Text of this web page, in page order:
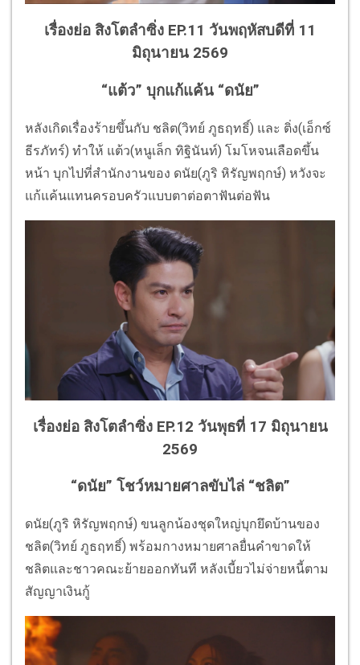
เรื่องย่อ สิงโตลำซิ่ง EP.11 วันพฤหัสบดีที่ 11
มิถุนายน 2569
“แต้ว” บุกแก้แค้น “ดนัย”
หลังเกิดเรื่องร้ายขึ้นกับ ชลิต(วิทย์ ภูธฤทธิ์) และ ติ่ง(เอ็กซ์
ธีรภัทร์) ทำให้ แต้ว(หนูเล็ก ทิฐินันท์) โมโหจนเลือดขึ้น
หน้า บุกไปที่สำนักงานของ ดนัย(ภูริ หิรัญพฤกษ์) หวังจะ
แก้แค้นแทนครอบครัวแบบตาต่อตาฟันต่อฟัน
เรื่องย่อ สิงโตลำซิ่ง EP.12 วันพุธที่ 17 มิถุนายน
2569
“ดนัย” โชว์หมายศาลขับไล่ “ชลิต”
ดนัย(ภูริ หิรัญพฤกษ์) ขนลูกน้องชุดใหญ่บุกยึดบ้านของ
ชลิต(วิทย์ ภูธฤทธิ์) พร้อมกางหมายศาลยื่นคำขาดให้
ชลิตและชาวคณะย้ายออกทันที หลังเบี้ยวไม่จ่ายหนี้ตาม
สัญญาเงินกู้